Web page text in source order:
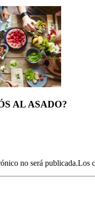
AL ASADO?
no será publicada.Los